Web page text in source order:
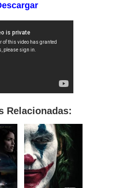
Relacionadas: